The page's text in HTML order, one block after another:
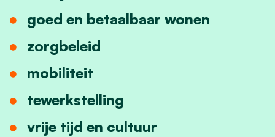
goed en betaalbaar wonen
zorgbeleid
mobiliteit
tewerkstelling
vrije tijd en cultuur